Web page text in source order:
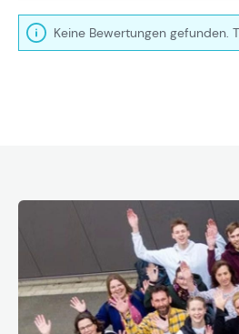
Keine Bewertungen gefunden.